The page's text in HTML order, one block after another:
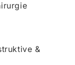
&